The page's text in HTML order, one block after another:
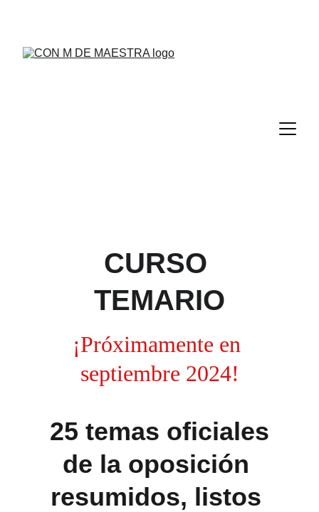
CURSO
TEMARIO
¡Próximamente en
septiembre 2024!
25 temas oficiales
de la oposición
resumidos, listos